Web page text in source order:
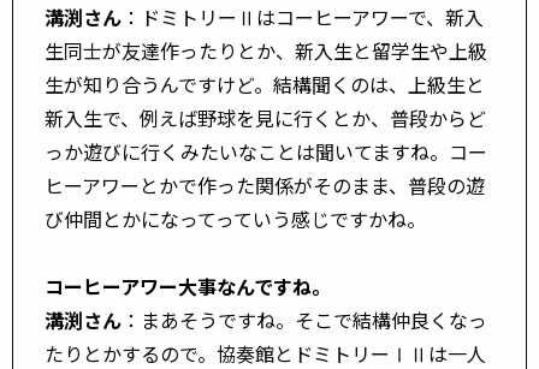
溝渕さん ：ドミトリーⅡはコーヒーアワーで、新入
生同士が友達作ったりとか、新入生と留学生や上級
生が知り合うんですけど。結構聞くのは、上級生と
新入生で、例えば野球を見に行くとか、普段からど
っか遊びに行くみたいなことは聞いてますね。コー
ヒーアワーとかで作った関係がそのまま、普段の遊
び仲間とかになってっていう感じですかね。
コーヒーアワー大事なんですね。
溝渕さん ：まあそうですね。そこで結構仲良くなっ
たりとかするので。協奏館とドミトリーⅠⅡは一人